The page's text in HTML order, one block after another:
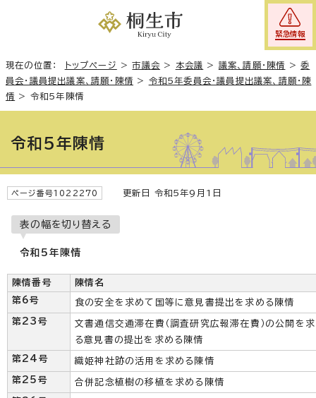
緊急情報
現在の位置： トップページ >市議会 > 本会議 > 議案、請願・陳情 >委
員会・議員提出議案、請願・陳情 > 令和5年委員会・議員提出議案、請願・陳
情 > 令和5年陳情
令和5年陳情
ページ番号1022270 更新日 令和5年9月1日
表の幅を切り替える
令和5年陳情
陳情番号
陳情名
第6号
食の安全を求めて国等に意見書提出を求める陳情
第23号
文書通信交通滞在費（調査研究広報滞在費）の公開を
る意見書の提出を求める陳情
第24号 織姫神社跡の活用を求める陳情
第25号 合併記念植樹の移植を求める陳情